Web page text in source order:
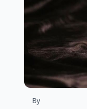
By